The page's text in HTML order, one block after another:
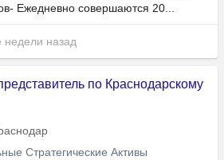
Ежедневно совершаются 20...
недели назад
по Краснодарскому
Стратегические Активы